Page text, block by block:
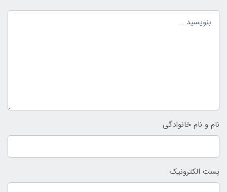
نام و نام خانوادگی
پست الکترونیک